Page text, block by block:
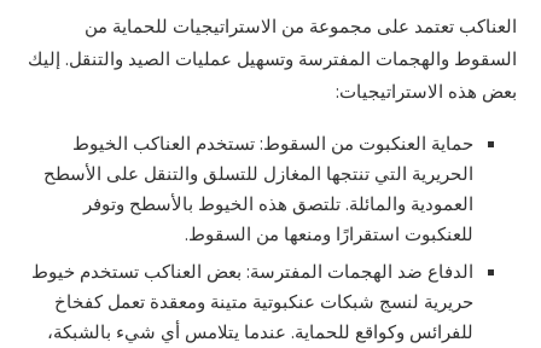
العناكب تعتمد على مجموعة من الاستراتيجيات للحماية من
السقوط والهجمات المفترسة وتسهيل عمليات الصيد والتنقل. إليك
بعض هذه الاستراتيجيات:
حماية العنكبوت من السقوط: تستخدم العناكب الخيوط
الحريرية التي تنتجها المغازل للتسلق والتنقل على الأسطح
العمودية والمائلة. تلتصق هذه الخيوط بالأسطح وتوفر
للعنكبوت استقرارًا ومنعها من السقوط.
الدفاع ضد الهجمات المفترسة: بعض العناكب تستخدم خيوط
حريرية لنسج شبكات عنكبوتية متينة ومعقدة تعمل كفخاخ
للفرائس وكواقع للحماية. عندما يتلامس أي شيء بالشبكة،